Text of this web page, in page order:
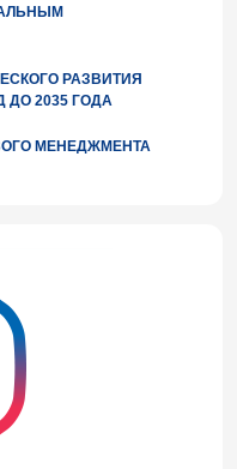
РАЗВИТИЯ
2035 ГОДА
МЕНЕДЖМЕНТА